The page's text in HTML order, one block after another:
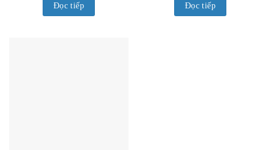
Đọc tiếp Đọc tiếp